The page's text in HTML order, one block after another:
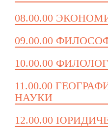
08.00.00
09.00.00
10.00.00
11.00.00
НАУКИ
12.00.00